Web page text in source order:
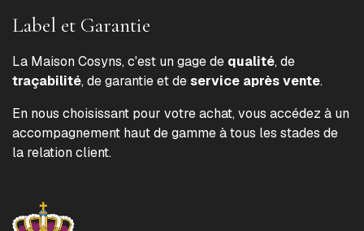
Label et Garantie
La Maison Cosyns, c'est un gage de qualité, de
traçabilité, de garantie et deservice après vente.
En nous choisissant pour votre achat, vous accédez à un
accompagnement haut de gamme à tous les stades de
la relation client.